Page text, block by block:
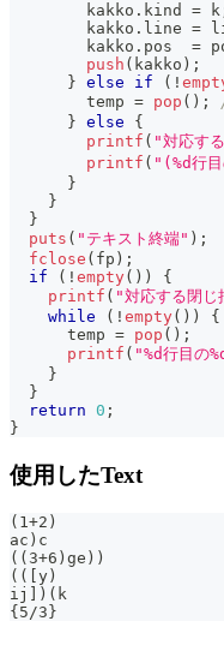
        kakko
. kind = k
        kakko
. line =
        kakko
. pos =
push ( kakko ) ;
} else if ( !
        temp
= pop ( ) ;
} else
{
printf ( "対応す
printf ( "(%d行
}
}
}
puts ( "テキスト終端" ) ;
fclose ( fp ) ;
if
( ! empty( ) )
{
printf ( "対応する閉
while
( ! empty( ) )
{
      temp
= pop ( ) ;
printf ( "%d行目の
}
}
return 0 ;
}
使用したText
(1+2)
ac)c
((3+6)ge))
(([y)
ij])(k
{5/3}